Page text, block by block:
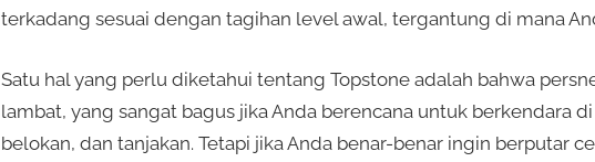
terkadang sesuai dengan tagihan level awal, tergantung di mana
Satu hal yang perlu diketahui tentang Topstone adalah bahwa
lambat, yang sangat bagus jika Anda berencana untuk berkendara
belokan, dan tanjakan. Tetapi jika Anda benar-benar ingin berputar